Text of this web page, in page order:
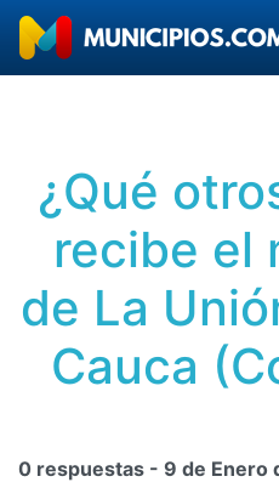
¿Qué
recibe el
de La
Cauca
0 respuestas - 9 de Enero